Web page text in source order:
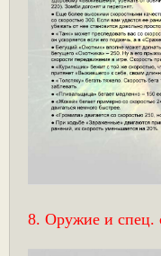
8. Оружие и спец.